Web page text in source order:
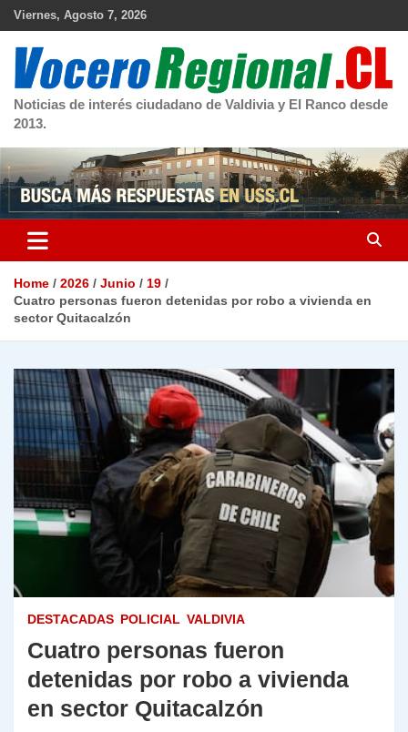
Skip
Viernes, Agosto 7, 2026
Noticias de interés ciudadano de Valdivia y El Ranco desde
2013.
Home 2026 Junio
19
Cuatro personas fueron detenidas por robo a vivienda en
sector Quitacalzón
DESTACADAS POLICIAL VALDIVIA
Cuatro personas fueron
detenidas por robo a vivienda
en sector Quitacalzón